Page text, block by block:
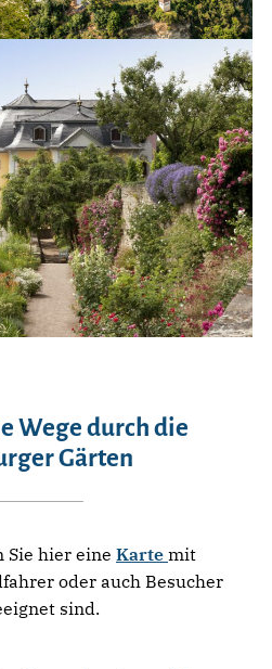
Wege durch die
Gärten
Sie hier eine Karte mit
oder auch Besucher
sind.